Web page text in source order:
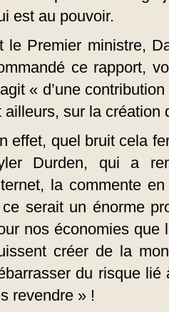
est au pouvoir.
le Premier mi­nistre,
ce rapport,
« d’une
ailleurs, sur la création
effet, quel bruit cela
Durden, qui a
la commente
serait un énorme
nos économies que
créer de la
du risque
revendre » !